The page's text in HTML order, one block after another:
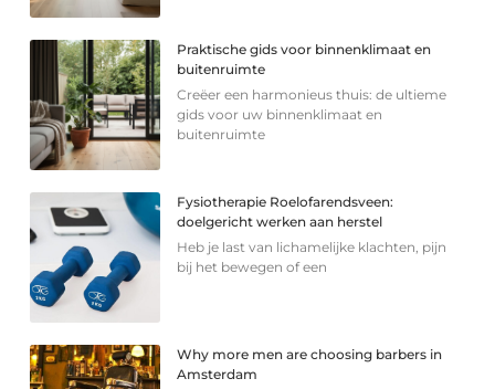
Praktische gids voor binnenklimaat en
buitenruimte
Creëer een harmonieus thuis: de ultieme
gids voor uw binnenklimaat en
buitenruimte
Fysiotherapie Roelofarendsveen:
doelgericht werken aan herstel
Heb je last van lichamelijke klachten, pijn
bij het bewegen of een
Why more men are choosing barbers in
Amsterdam